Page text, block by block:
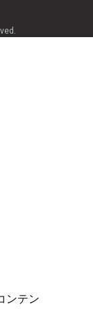
ンテン